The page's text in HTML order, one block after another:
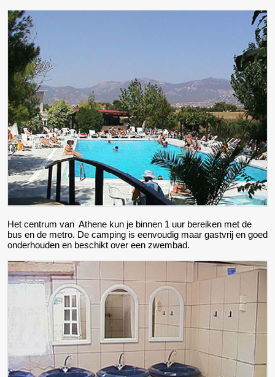
Het centrum van Athene kun je binnen 1 uur bereiken met de
bus en de metro. De camping is eenvoudig maar gastvrij en goed
onderhouden en beschikt over een zwembad.